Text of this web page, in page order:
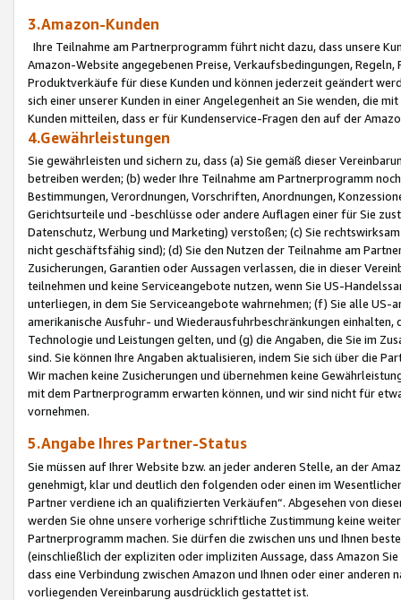
3.Amazon-Kunden
Ihre Teilnahme am Partnerprogramm führt nicht dazu, dass unsere
Amazon-Website angegebenen Preise, Verkaufsbedingungen,
Produktverkäufe für diese Kunden und können jederzeit geändert
sich einer unserer Kunden in einer Angelegenheit an Sie wenden, die
Kunden mitteilen, dass er für Kundenservice-Fragen den auf der
4.Gewährleistungen
Sie gewährleisten und sichern zu, dass (a) Sie gemäß dieser
betreiben werden; (b) weder Ihre Teilnahme am Partnerprogramm
Bestimmungen, Verordnungen, Vorschriften, Anordnungen,
Gerichtsurteile und -beschlüsse oder andere Auflagen einer für Sie
Datenschutz, Werbung und Marketing) verstoßen; (c) Sie
nicht geschäftsfähig sind); (d) Sie den Nutzen der Teilnahme am
Zusicherungen, Garantien oder Aussagen verlassen, die in dieser
teilnehmen und keine Serviceangebote nutzen, wenn Sie US-
unterliegen, in dem Sie Serviceangebote wahrnehmen; (f) Sie alle
amerikanische Ausfuhr- und Wiederausfuhrbeschränkungen
Technologie und Leistungen gelten, und (g) die Angaben, die Sie im
sind. Sie können Ihre Angaben aktualisieren, indem Sie sich über die
Wir machen keine Zusicherungen und übernehmen keine
mit dem Partnerprogramm erwarten können, und wir sind nicht für
vornehmen.
5.Angabe Ihres Partner-Status
Sie müssen auf Ihrer Website bzw. an jeder anderen Stelle, an der
genehmigt, klar und deutlich den folgenden oder einen im
Partner verdiene ich an qualifizierten Verkäufen“. Abgesehen von
werden Sie ohne unsere vorherige schriftliche Zustimmung keine
Partnerprogramm machen. Sie dürfen die zwischen uns und Ihnen
(einschließlich der expliziten oder impliziten Aussage, dass Amazon
dass eine Verbindung zwischen Amazon und Ihnen oder einer
vorliegenden Vereinbarung ausdrücklich gestattet ist.